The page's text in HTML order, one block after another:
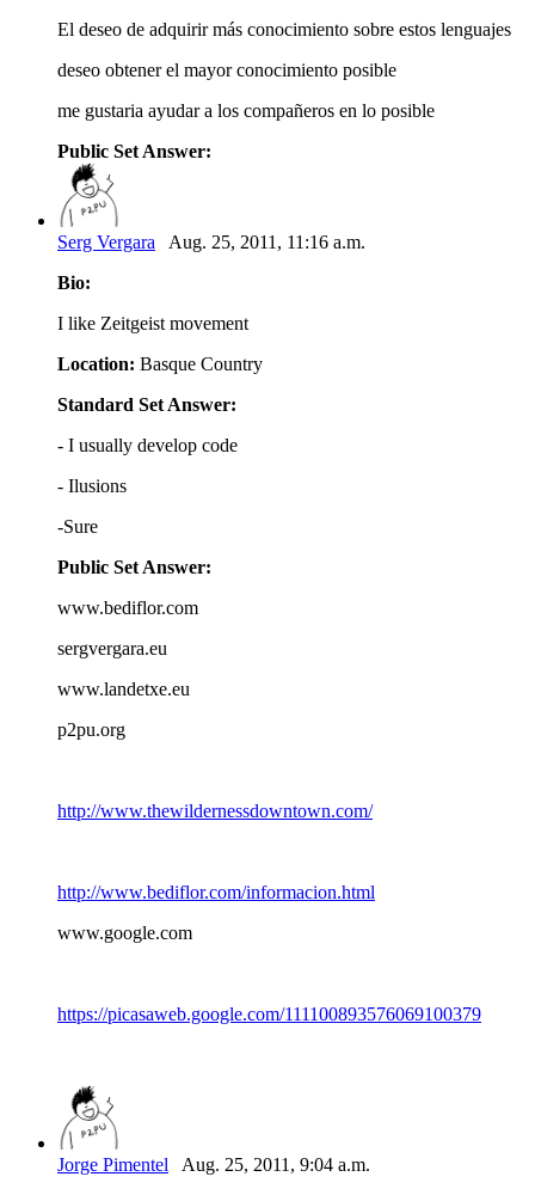
El deseo de adquirir más conocimiento sobre estos lenguajes
deseo obtener el mayor conocimiento posible
me gustaria ayudar a los compañeros en lo posible
Public Set Answer:
Serg Vergara Aug. 25, 2011, 11:16 a.m.
Bio:
I like Zeitgeist movement
Location: Basque Country
Standard Set Answer:
- I usually develop code
- Ilusions
-Sure
Public Set Answer:
www.bediflor.com
sergvergara.eu
www.landetxe.eu
p2pu.org
http://www.thewildernessdowntown.com/
http://www.bediflor.com/informacion.html
www.google.com
https://picasaweb.google.com/111100893576069100379
Jorge Pimentel Aug. 25, 2011, 9:04 a.m.